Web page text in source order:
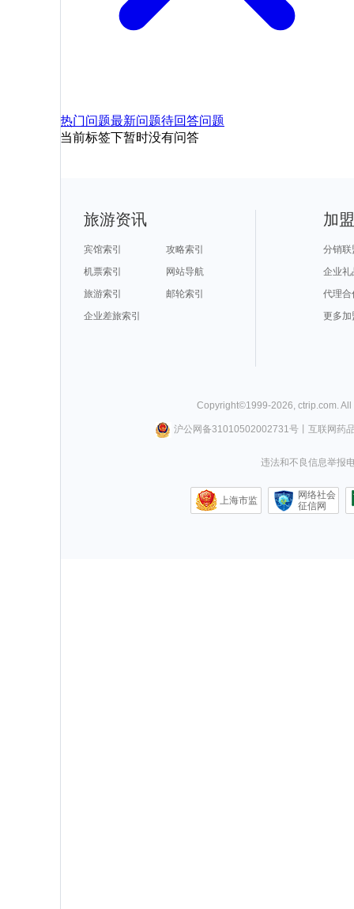
热门问题最新问题待回答问题
当前标签下暂时没有问答
旅游资讯
宾馆索引
攻略索引
机票索引
网站导航
旅游索引
邮轮索引
企业差旅索引
加
分销联
企业礼
代理合
更多加
Copyright©1999-2026, ctrip.com.
沪公网备31010502002731号丨 互联网药
违法和不良信息举报
上海市监
网络社会
征信网